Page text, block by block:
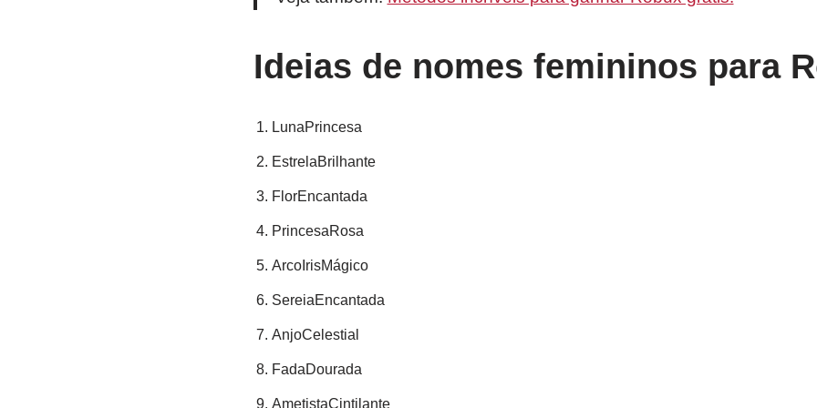
Ideias de nomes femininos para
LunaPrincesa
EstrelaBrilhante
FlorEncantada
PrincesaRosa
ArcoIrisMágico
SereiaEncantada
AnjoCelestial
FadaDourada
AmetistaCintilante